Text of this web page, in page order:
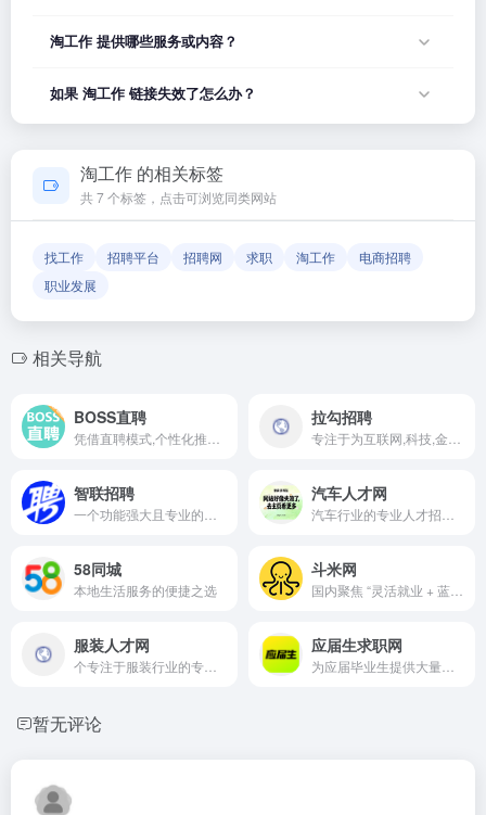
者在浏览器地址栏输入正确的网址。如果遇到无法访问的情
试。
淘工作 提供哪些服务或内容？
平台，致力于帮助用户发现和整理优质网站资源，具体网站的
内容与服务由该网站运营方负责。
如果 淘工作 链接失效了怎么办？
如果发现链接无法打开或内容已变更，您可以使用页面上的
确保导航链接的准确性和有效性。
淘工作 的相关标签
共 7 个标签，点击可浏览同类网站
找工作 招聘平台 招聘网 求职 淘工作
电商招聘
职业发展
相关导航
BOSS直聘 拉勾招聘
智联招聘 汽车人才网
58同城
本地生活服务的便捷之选
斗米网
服装人才网 应届生求职网
暂无评论